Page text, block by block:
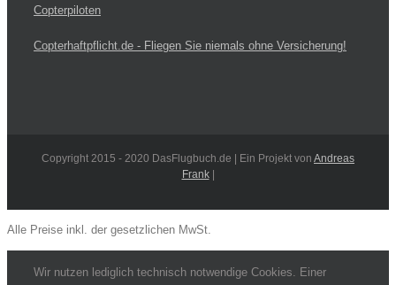
Copterpiloten
Copterhaftpflicht.de - Fliegen Sie niemals ohne Versicherung!
Copyright 2015 - 2020 DasFlugbuch.de | Ein Projekt von Andreas
Frank|
Alle Preise inkl. der gesetzlichen MwSt.
Wir nutzen lediglich technisch notwendige Cookies. Einer